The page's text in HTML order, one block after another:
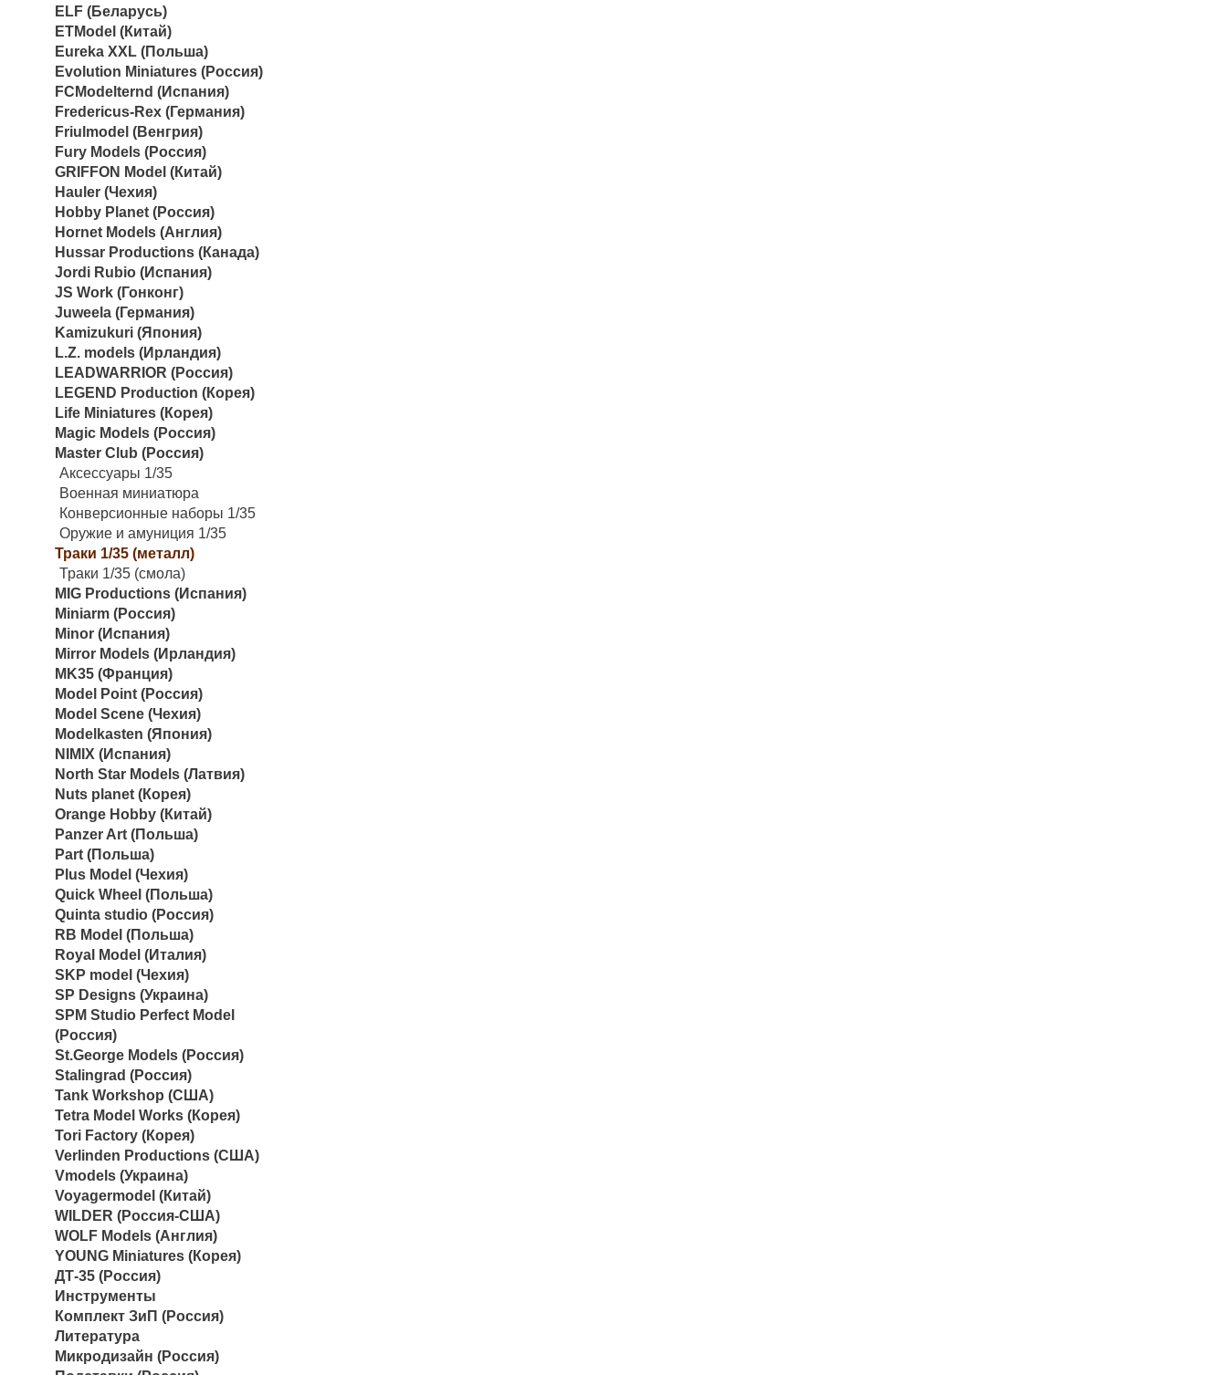
ELF (Беларусь)
ETModel (Китай)
Eureka XXL (Польша)
Evolution Miniatures (Россия)
FCModelternd (Испания)
Fredericus-Rex (Германия)
Friulmodel (Венгрия)
Fury Models (Россия)
GRIFFON Model (Китай)
Hauler (Чехия)
Hobby Planet (Россия)
Hornet Models (Англия)
Hussar Productions (Канада)
Jordi Rubio (Испания)
JS Work (Гонконг)
Juweela (Германия)
Kamizukuri (Япония)
L.Z. models (Ирландия)
LEADWARRIOR (Россия)
LEGEND Production (Корея)
Life Miniatures (Корея)
Magic Models (Россия)
Master Club (Россия)
Аксессуары 1/35
Военная миниатюра
Конверсионные наборы 1/35
Оружие и амуниция 1/35
Траки 1/35 (металл)
Траки 1/35 (смола)
MIG Productions (Испания)
Miniarm (Россия)
Minor (Испания)
Mirror Models (Ирландия)
MK35 (Франция)
Model Point (Россия)
Model Scene (Чехия)
Modelkasten (Япония)
NIMIX (Испания)
North Star Models (Латвия)
Nuts planet (Корея)
Orange Hobby (Китай)
Panzer Art (Польша)
Part (Польша)
Plus Model (Чехия)
Quick Wheel (Польша)
Quinta studio (Россия)
RB Model (Польша)
Royal Model (Италия)
SKP model (Чехия)
SP Designs (Украина)
SPM Studio Perfect Model
(Россия)
St.George Models (Россия)
Stalingrad (Россия)
Tank Workshop (США)
Tetra Model Works (Корея)
Tori Factory (Корея)
Verlinden Productions (США)
Vmodels (Украина)
Voyagermodel (Китай)
WILDER (Россия-США)
WOLF Models (Англия)
YOUNG Miniatures (Корея)
ДТ-35 (Россия)
Инструменты
Комплект ЗиП (Россия)
Литература
Микродизайн (Россия)